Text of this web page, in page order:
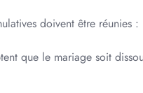
doivent être réunies :
que le mariage soit